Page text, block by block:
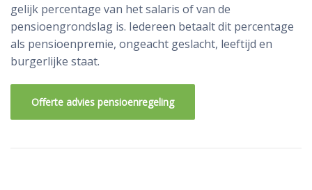
gelijk percentage van het salaris of van de
pensioengrondslag is. Iedereen betaalt dit percentage
als pensioenpremie, ongeacht geslacht, leeftijd en
burgerlijke staat.
Offerte advies pensioenregeling